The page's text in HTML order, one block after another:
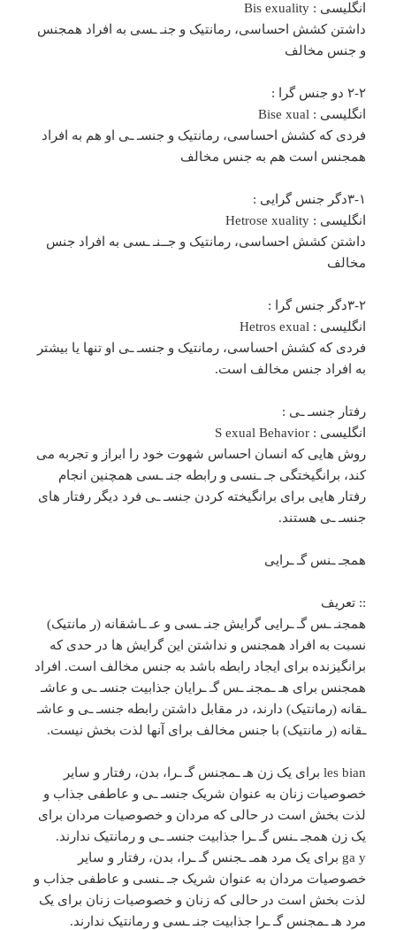
انگلیسی : Bis exuality
داشتن کشش احساسی، رمانتیک و جنـ‌ ـسی به افراد همجنس
و جنس مخالف
۲-۲ دو جنس گرا :
انگلیسی : Bise xual
فردی که کشش احساسی، رمانتیک و جنسـ ـی او هم به افراد
همجنس است هم به جنس مخالف
۳-۱دگر جنس گرایی :
انگلیسی : Hetrose xuality
داشتن کشش احساسی، رمانتیک و جـ‌ـنـ ـسی به افراد جنس
مخالف
۳-۲دگر جنس گرا :
انگلیسی : Hetros exual
فردی که کشش احساسی، رمانتیک و جنسـ ـی او تنها یا بیشتر
به افراد جنس مخالف است.
رفتار جنسـ‌ ـی :
انگلیسی : S exual Behavior
روش هایی که انسان احساس شهوت خود را ابراز و تجربه می
کند، برانگیختگی جـ ـنسی و رابطه جنـ ـسی همچنین انجام
رفتار هایی برای برانگیخته کردن جنسـ ـی فرد دیگر رفتار های
جنسـ ـی هستند.
همجـ ـنس گـ ـرایی
:: تعریف
همجنـ ـس گـ ـرایی گرایش جنـ ـسی و عـ‌ ـاشقانه (ر مانتیک)
نسبت به افراد همجنس و نداشتن این گرایش ها در حدی که
برانگیزنده برای ایجاد رابطه باشد به جنس مخالف است. افراد
همجنس برای هـ‌ ـمجنـ ـس گـ ـرایان جذابیت جنسـ ـی و عاشـ
ـقانه (رمانتیک) دارند، در مقابل داشتن رابطه جنسـ ـی و عاشـ
ـقانه (ر مانتیک) با جنس مخالف برای آنها لذت بخش نیست.
les bian برای یک زن هـ ـمجنس گـ ـرا، بدن، رفتار و سایر
خصوصیات زنان به عنوان شریک جنسـ ـی و عاطفی جذاب و
لذت بخش است در حالی که مردان و خصوصیات مردان برای
یک زن همجـ ـنس گـ ـرا جذابیت جنسـ ـی و رمانتیک ندارند.
ga y برای یک مرد همـ‌ ـجنس گـ ـرا، بدن، رفتار و سایر
خصوصیات مردان به عنوان شریک جـ ـنسی و عاطفی جذاب و
لذت بخش است در حالی که زنان و خصوصیات زنان برای یک
مرد هـ ـمجنس گـ ـرا جذابیت جنـ ـسی و رمانتیک ندارند.